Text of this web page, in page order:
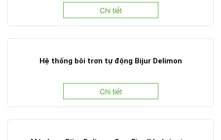
Chi tiết
Hệ thống bôi trơn tự động Bijur Delimon
Chi tiết